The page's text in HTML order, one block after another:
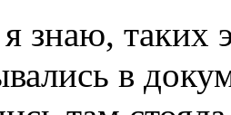
знаю, таких
в